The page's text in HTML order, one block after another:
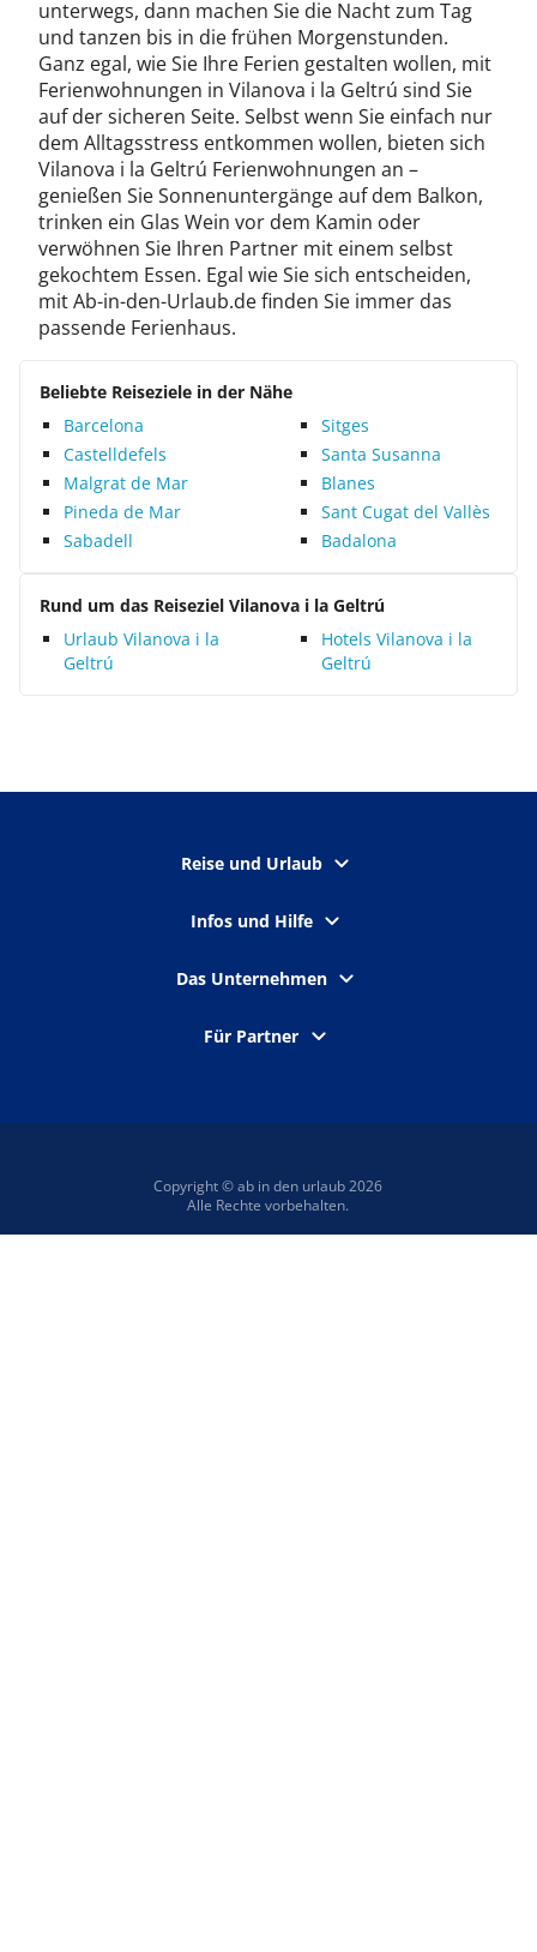
unterwegs, dann machen Sie die Nacht zum Tag
und tanzen bis in die frühen Morgenstunden.
Ganz egal, wie Sie Ihre Ferien gestalten wollen, mit
Ferienwohnungen in Vilanova i la Geltrú sind Sie
auf der sicheren Seite. Selbst wenn Sie einfach nur
dem Alltagsstress entkommen wollen, bieten sich
Vilanova i la Geltrú Ferienwohnungen an –
genießen Sie Sonnenuntergänge auf dem Balkon,
trinken ein Glas Wein vor dem Kamin oder
verwöhnen Sie Ihren Partner mit einem selbst
gekochtem Essen. Egal wie Sie sich entscheiden,
mit Ab-in-den-Urlaub.de finden Sie immer das
passende Ferienhaus.
Beliebte Reiseziele in der Nähe
Barcelona
Sitges
Castelldefels
Santa Susanna
Malgrat de Mar
Blanes
Pineda de Mar
Sant Cugat del Vallès
Sabadell
Badalona
Rund um das Reiseziel Vilanova i la Geltrú
Urlaub Vilanova i la
Geltrú
Hotels Vilanova i la
Geltrú
Reise und Urlaub
Infos und Hilfe
Das Unternehmen
Für Partner
Copyright © ab in den urlaub 2026
Alle Rechte vorbehalten.